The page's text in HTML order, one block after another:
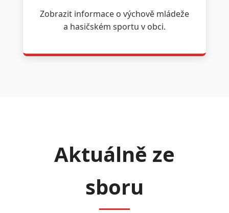
Zobrazit informace o výchově mládeže
a hasičském sportu v obci.
Aktuálně ze
sboru